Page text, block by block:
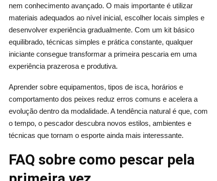
nem conhecimento avançado. O mais importante é utilizar
materiais adequados ao nível inicial, escolher locais simples e
desenvolver experiência gradualmente. Com um kit básico
equilibrado, técnicas simples e prática constante, qualquer
iniciante consegue transformar a primeira pescaria em uma
experiência prazerosa e produtiva.
Aprender sobre equipamentos, tipos de isca, horários e
comportamento dos peixes reduz erros comuns e acelera a
evolução dentro da modalidade. A tendência natural é que, com
o tempo, o pescador descubra novos estilos, ambientes e
técnicas que tornam o esporte ainda mais interessante.
FAQ sobre como pescar pela